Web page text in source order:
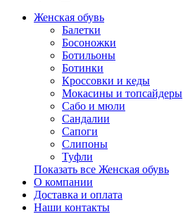
Женская обувь
Балетки
Босоножки
Ботильоны
Ботинки
Кроссовки и кеды
Мокасины и топсайдеры
Сабо и мюли
Сандалии
Сапоги
Слипоны
Туфли
Показать все Женская обувь
О компании
Доставка и оплата
Наши контакты